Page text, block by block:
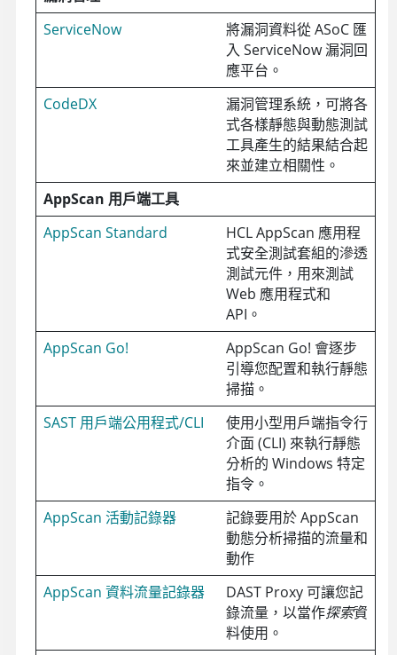
ServiceNow
將漏洞資料從ASoC匯
入 ServiceNow 漏洞回
應平台。
CodeDX
漏洞管理系統，可將各
式各樣靜態與動態測試
工具產生的結果結合起
來並建立相關性。
AppScan 用戶端工具
AppScan Standard
HCL AppScan 應用程
式安全測試套組的滲透
測試元件，用來測試
Web 應用程式和
API。
AppScan Go!
AppScan Go! 會逐步
引導您配置和執行靜態
掃描。
SAST 用戶端公用程式/CLI
使用小型用戶端指令行
介面 (CLI) 來執行靜態
分析的 Windows 特定
指令。
AppScan 活動記錄器
記錄要用於 AppScan
動態分析掃描的流量和
動作
AppScan 資料流量記錄器
DAST Proxy 可讓您記
錄流量，以當作探索資
料使用。